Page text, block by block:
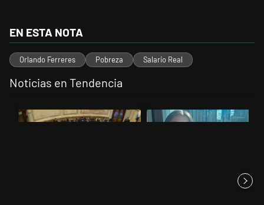
EN ESTA NOTA
Orlando Ferreres Pobreza Salario Real
Noticias en Tendencia
Un artículo de tendencia con el título "El Senado dio media sanción
Un artículo de tendencia con el